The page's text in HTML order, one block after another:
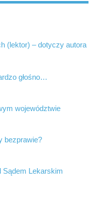
(lektor) – dotyczy autora
głośno…
województwie
bezprawie?
Sądem Lekarskim